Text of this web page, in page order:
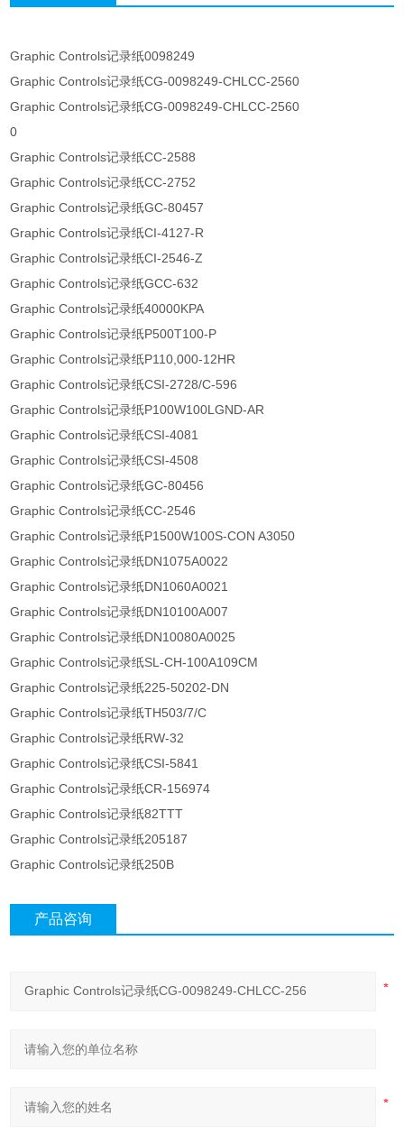
Graphic Controls记录纸0098249
Graphic Controls记录纸CG-0098249-CHLCC-2560
Graphic Controls记录纸CG-0098249-CHLCC-2560
0
Graphic Controls记录纸CC-2588
Graphic Controls记录纸CC-2752
Graphic Controls记录纸GC-80457
Graphic Controls记录纸CI-4127-R
Graphic Controls记录纸CI-2546-Z
Graphic Controls记录纸GCC-632
Graphic Controls记录纸40000KPA
Graphic Controls记录纸P500T100-P
Graphic Controls记录纸P110,000-12HR
Graphic Controls记录纸CSI-2728/C-596
Graphic Controls记录纸P100W100LGND-AR
Graphic Controls记录纸CSI-4081
Graphic Controls记录纸CSI-4508
Graphic Controls记录纸GC-80456
Graphic Controls记录纸CC-2546
Graphic Controls记录纸P1500W100S-CON A3050
Graphic Controls记录纸DN1075A0022
Graphic Controls记录纸DN1060A0021
Graphic Controls记录纸DN10100A007
Graphic Controls记录纸DN10080A0025
Graphic Controls记录纸SL-CH-100A109CM
Graphic Controls记录纸225-50202-DN
Graphic Controls记录纸TH503/7/C
Graphic Controls记录纸RW-32
Graphic Controls记录纸CSI-5841
Graphic Controls记录纸CR-156974
Graphic Controls记录纸82TTT
Graphic Controls记录纸205187
Graphic Controls记录纸250B
产品咨询